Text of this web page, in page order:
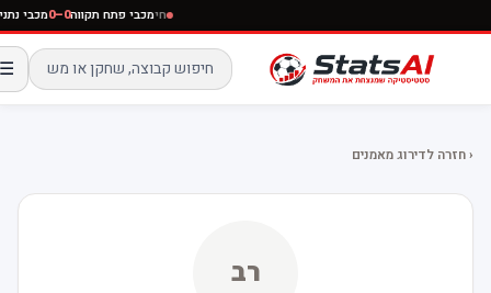
חימכבי פתח תקווה0–0 מכבי נתניה
☰
‹ חזרה לדירוג מאמנים
רב